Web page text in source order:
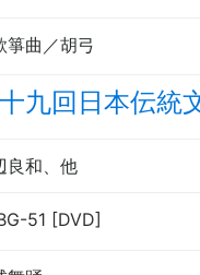
箏曲／胡弓
九回日本伝統
良和、他
51 [DVD]